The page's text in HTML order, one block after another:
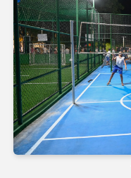
Ir
para
a
listagem
de
notícias
[]
Ir
para
o
conteúdo
desta